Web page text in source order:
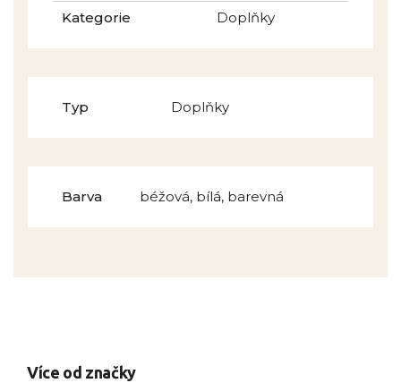
Kategorie
Doplňky
Typ Doplňky
Barva béžová, bílá, barevná
Více od značky